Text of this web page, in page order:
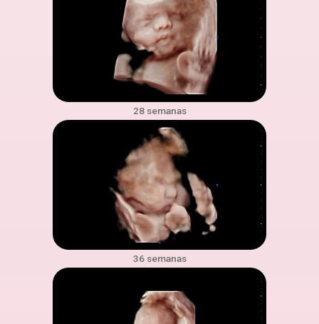
28 semanas
36 semanas